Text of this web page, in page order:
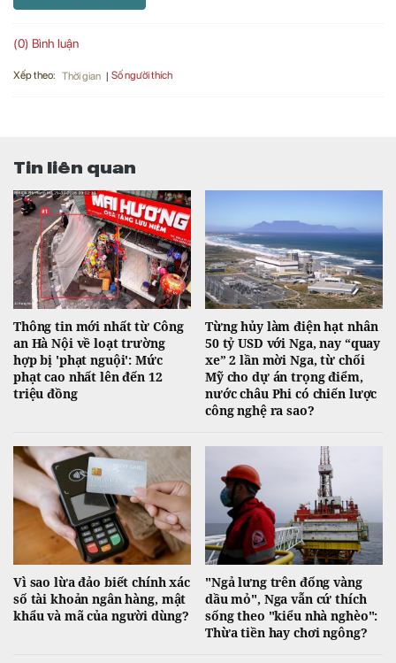
(0) Bình luận
Xếp theo: Thời gian Số người thích
Tin liên quan
Thông tin mới nhất từ Công
an Hà Nội về loạt trường
hợp bị 'phạt nguội': Mức
phạt cao nhất lên đến 12
triệu đồng
Từng hủy làm điện hạt nhân
50 tỷ USD với Nga, nay “quay
xe” 2 lần mời Nga, từ chối
Mỹ cho dự án trọng điểm,
nước châu Phi có chiến lược
công nghệ ra sao?
Vì sao lừa đảo biết chính xác
số tài khoản ngân hàng, mật
khẩu và mã của người dùng?
"Ngả lưng trên đống vàng
dầu mỏ", Nga vẫn cứ thích
sống theo "kiểu nhà nghèo":
Thừa tiền hay chơi ngông?